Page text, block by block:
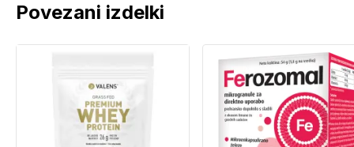
Povezani izdelki